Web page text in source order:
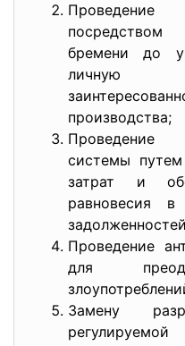
Проведение
посредством
бремени до
личную
производства;
Проведение
системы
затрат и
равновесия в
Проведение
для
Замену